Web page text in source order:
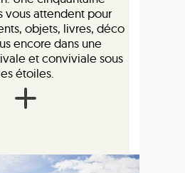
vous attendent pour
objets, livres, déco
encore dans une
et conviviale sous
étoiles.